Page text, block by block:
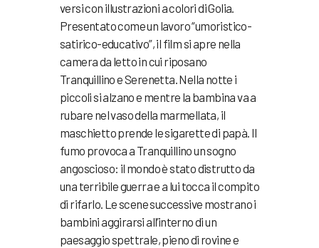
versi con illustrazioni a colori di Golia.
Presentato come un lavoro “umoristico-
satirico-educativo”, il film si apre nella
camera da letto in cui riposano
Tranquillino e Serenetta. Nella notte i
piccoli si alzano e mentre la bambina va a
rubare nel vaso della marmellata, il
maschietto prende le sigarette di papà. Il
fumo provoca a Tranquillino un sogno
angoscioso: il mondo è stato distrutto da
una terribile guerra e a lui tocca il compito
di rifarlo. Le scene successive mostrano i
bambini aggirarsi all’interno di un
paesaggio spettrale, pieno di rovine e